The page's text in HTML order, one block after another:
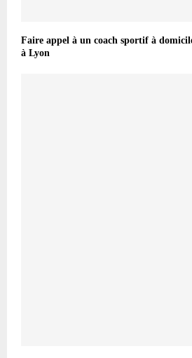
Faire appel à un coach sportif à
à Lyon